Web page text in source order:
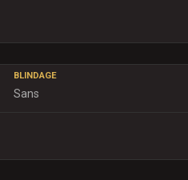
BLINDAGE
Sans